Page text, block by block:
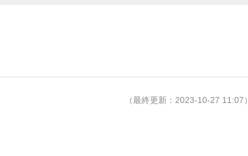
（最終更新：2023-10-27 11:07）